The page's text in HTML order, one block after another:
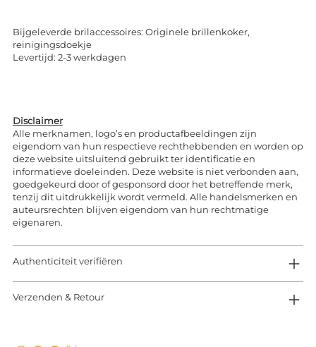
Bijgeleverde brilaccessoires: Originele brillenkoker,
reinigingsdoekje
Levertijd: 2-3 werkdagen
Disclaimer
Alle merknamen, logo’s en productafbeeldingen zijn
eigendom van hun respectieve rechthebbenden en worden op
deze website uitsluitend gebruikt ter identificatie en
informatieve doeleinden. Deze website is niet verbonden aan,
goedgekeurd door of gesponsord door het betreffende merk,
tenzij dit uitdrukkelijk wordt vermeld. Alle handelsmerken en
auteursrechten blijven eigendom van hun rechtmatige
eigenaren.
Authenticiteit verifiëren
Verzenden & Retour